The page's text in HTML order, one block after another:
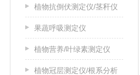
植物抗倒伏测定仪/茎秆仪
果蔬呼吸测定仪
植物营养/叶绿素测定仪
植物冠层测定仪/根系分析